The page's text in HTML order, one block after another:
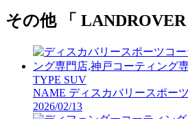
その他 「
TYPE SUV
NAME ディスカバリースポーツ
2026/02/13